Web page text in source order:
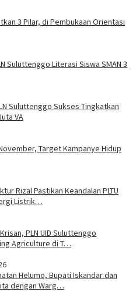
3 Pilar, di Pembukaan Orientasi
Suluttenggo Literasi Siswa SMAN 3
Suluttenggo Sukses Tingkatkan
VA
Target Kampanye Hidup
Rizal Pastikan Keandalan PLTU
Listrik…
PLN UID Suluttenggo
Agriculture di T…
Helumo, Bupati Iskandar dan
dengan Warg…